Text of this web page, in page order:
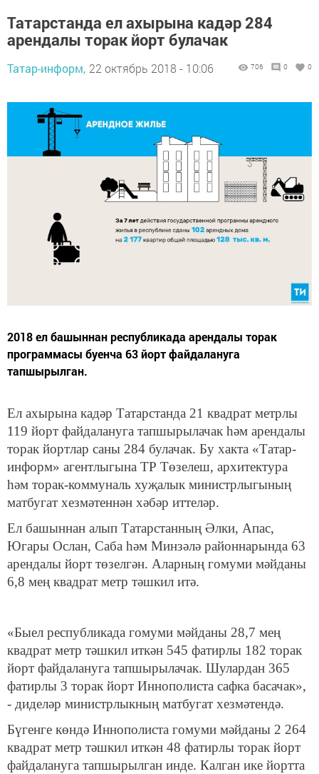
Татарстанда ел ахырына кадәр 284
арендалы торак йорт булачак
Татар-информ, 22 октябрь 2018 - 10:06 706 0 0
2018 ел башыннан республикада арендалы торак
программасы буенча 63 йорт файдалануга
тапшырылган.
Ел ахырына кадәр Татарстанда 21 квадрат метрлы
119 йорт файдалануга тапшырылачак һәм арендалы
торак йортлар саны 284 булачак. Бу хакта «Татар-
информ» агентлыгына ТР Төзелеш, архитектура
һәм торак-коммуналь хуҗалык министрлыгының
матбугат хезмәтеннән хәбәр иттеләр.
Ел башыннан алып Татарстанның Әлки, Апас,
Югары Ослан, Саба һәм Минзәлә районнарында 63
арендалы йорт төзелгән. Аларның гомуми мәйданы
6,8 мең квадрат метр тәшкил итә.
«Быел республикада гомуми мәйданы 28,7 мең
квадрат метр тәшкил иткән 545 фатирлы 182 торак
йорт файдалануга тапшырылачак. Шулардан 365
фатирлы 3 торак йорт Иннополиста сафка басачак»,
- диделәр министрлыкның матбугат хезмәтендә.
Бүгенге көндә Иннополиста гомуми мәйданы 2 264
квадрат метр тәшкил иткән 48 фатирлы торак йорт
файдалануга тапшырылган инде. Калган ике йортта